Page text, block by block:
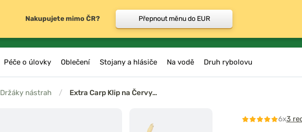
Péče o úlovky Oblečení Stojany a hlásiče Na vodě Druh rybolovu
Držáky nástrah / Extra Carp Klip na Červy…
6x3
Nakupujete mimo ČR? Přepnout měnu do EUR